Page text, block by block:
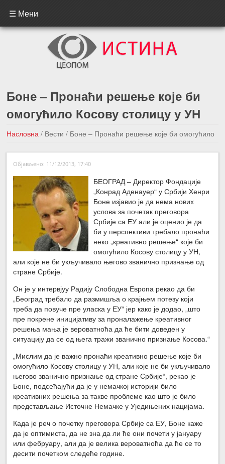
☰ Мени
Боне – Пронаћи решење које би
омогућило Косову столицу у УН
Насловна / Вести/ Боне – Пронаћи решење које би омогућило
Косову столицу у УН
←Претходна вест
Објављено: 11/12/2013, 17:40
БЕОГРАД – Директор Фондације
„Конрад Аденауер“ у Србији Хенри
Боне изјавио је да нема нових
услова за почетак преговора
Србије са ЕУ али је оценио је да
би у перспективи требало пронаћи
неко „креативно решење“ које би
омогућило Косову столицу у УН,
али које не би укључивало његово званично признање од
стране Србије.
Он је у интервјуу Радију Слободна Европа рекао да би
„Београд требало да размишља о крајњем потезу који
треба да повуче пре уласка у ЕУ“ јер како је додао, „што
пре покрене иницијативу за проналажење креативног
решења мања је вероватноћа да ће бити доведен у
ситуацију да се од њега тражи званично признање Косова.“
„Мислим да је важно пронаћи креативно решење које би
омогућило Косову столицу у УН, али које не би укључивало
његово званично признање од стране Србије“, рекао је
Боне, подсећајући да је у немачкој историји било
креативних решења за такве проблеме као што је било
представљање Источне Немачке у Уједињених нацијама.
Када је реч о почетку преговора Србије са ЕУ, Боне каже
да је оптимиста, да не зна да ли ће они почети у јануару
или фебруару, али да је велика вероватноћа да ће се то
десити почетком следеће године.